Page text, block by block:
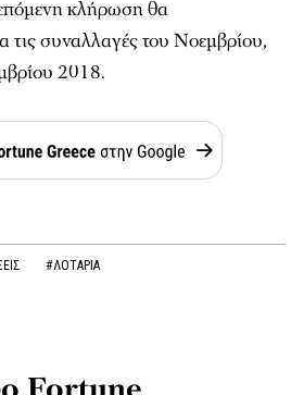
κλήρωση θα
τις συναλλαγές του Νοεμβρίου,
2018.
#ΛΟΤΑΡΙΑ